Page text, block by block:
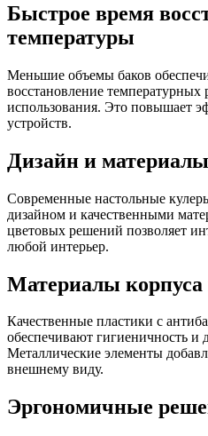
Быстрое время
температуры
Меньшие объемы баков
восстановление
использования. Это повышает
устройств.
Дизайн и
Современные настольные
дизайном и качественными
цветовых решений позволяет
любой интерьер.
Материалы корпуса
Качественные пластики с
обеспечивают гигиеничность и
Металлические элементы
внешнему виду.
Эргономичные